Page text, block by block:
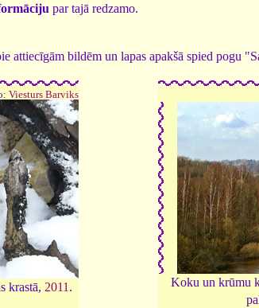
par tajā redzamo.
attiecīgām bildēm un lapas apakšā spied pogu
Viesturs Barviks
krastā, 2011 .
Koku un krūmu